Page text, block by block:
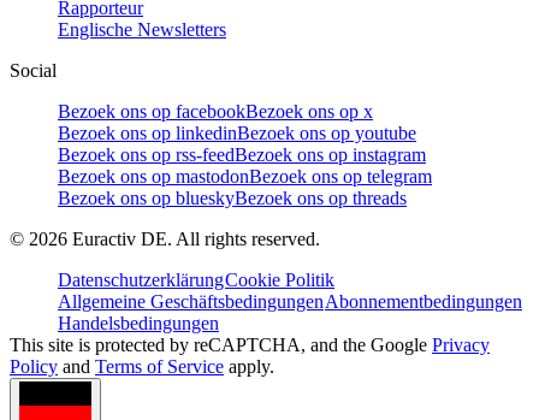
Rapporteur
Englische Newsletters
Social
Bezoek ons op facebookBezoek ons op x
Bezoek ons op linkedinBezoek ons op youtube
Bezoek ons op rss-feedBezoek ons op instagram
Bezoek ons op mastodonBezoek ons op telegram
Bezoek ons op blueskyBezoek ons op threads
© 2026 Euractiv DE. All rights reserved.
DatenschutzerklärungCookie Politik
Allgemeine GeschäftsbedingungenAbonnementbedingungen
Handelsbedingungen
This site is protected by reCAPTCHA, and the Google Privacy
Policy and Terms of Service apply.